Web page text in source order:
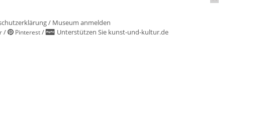
/ Museum anmelden
/ Pinterest/ Unterstützen Sie kunst-und-kultur.de